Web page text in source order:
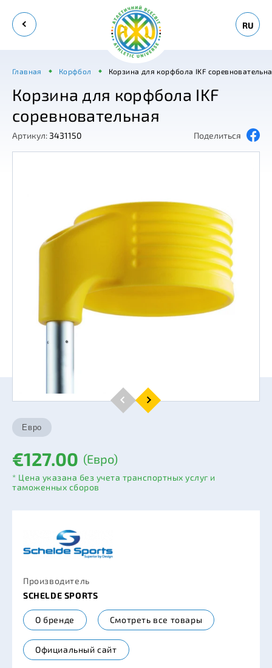
RU
Главная Корфбол Корзина для корфбола IKF
Артикул: 3431150 Поделиться
Корзина для корфбола IKF
соревновательная
€127.00 (Евро)
* Цена указана без учета транспортных услуг и
таможенных сборов
Производитель
SCHELDE SPORTS
О бренде Смотреть все товары
Официальный сайт